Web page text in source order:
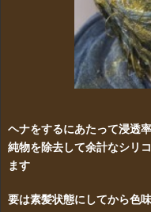
ヘナをするにあたって浸透
純物を除去して余計なシリ
ます
要は素髪状態にしてから色